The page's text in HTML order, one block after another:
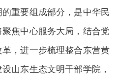
重要组成部分，是中华民
焦中心服务大局，结合党
，进一步梳理整合东营黄
山东生态文明干部学院，